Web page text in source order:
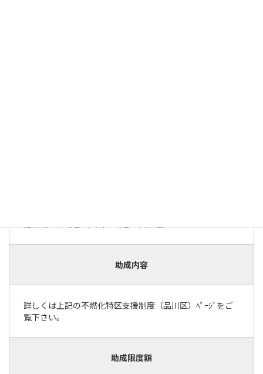
助成内容
詳しくは上記の不燃化特区支援制度（品川区）ﾍﾟｰｼﾞをご
覧下さい。
助成限度額